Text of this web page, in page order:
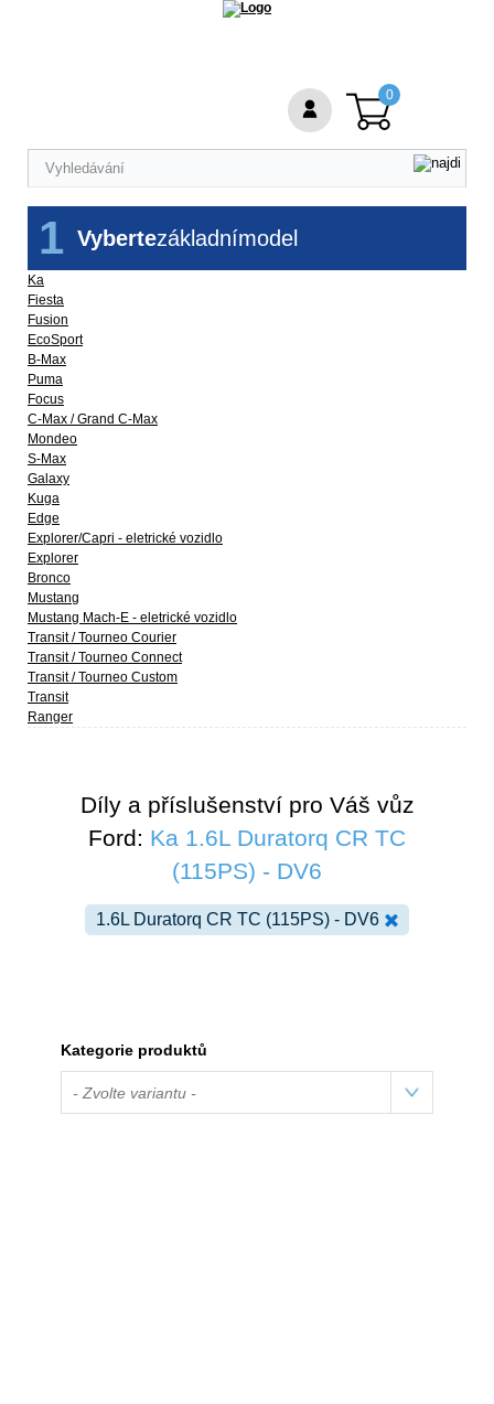
Vybertezákladnímodel
1
Ka
Fiesta
Fusion
EcoSport
B-Max
Puma
Focus
C-Max / Grand C-Max
Mondeo
S-Max
Galaxy
Kuga
Edge
Explorer/Capri - eletrické vozidlo
Explorer
Bronco
Mustang
Mustang Mach-E - eletrické vozidlo
Transit / Tourneo Courier
Transit / Tourneo Connect
Transit / Tourneo Custom
Transit
Ranger
Díly a příslušenství pro Váš vůz
Ford: Ka 1.6L Duratorq CR TC
(115PS) - DV6
1.6L Duratorq CR TC (115PS) - DV6
Kategorie produktů
- Zvolte variantu -
0